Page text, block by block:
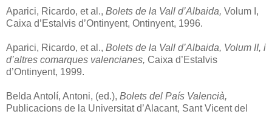
Aparici, Ricardo, et al., Bolets de la Vall d’Albaida, Volum I,
Caixa d’Estalvis d’Ontinyent, Ontinyent, 1996.
Aparici, Ricardo, et al., Bolets de la Vall d’Albaida, Volum II, i
d’altres comarques valencianes, Caixa d’Estalvis
d’Ontinyent, 1999.
Belda Antolí, Antoni, (ed.), Bolets del País Valencià,
Publicacions de la Universitat d’Alacant, Sant Vicent del